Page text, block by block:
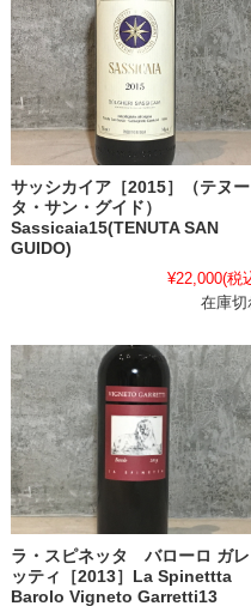
サッシカイア［2015］（テヌー
タ・サン・グイド）
Sassicaia15(TENUTA SAN
GUIDO)
¥22,000(税
在庫切
ラ・スピネッタ バローロ ガレ
ッティ［2013］La Spinettta
Barolo Vigneto Garretti13